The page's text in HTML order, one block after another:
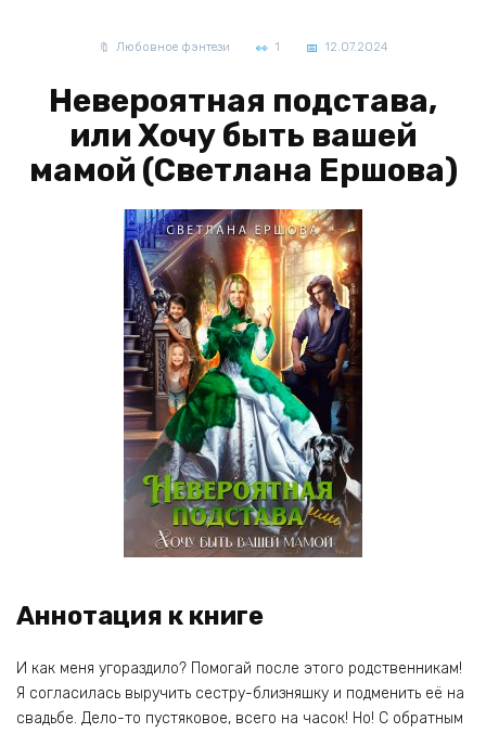
Любовное фэнтези 1 12.07.2024
Невероятная подстава,
или Хочу быть вашей
мамой (Светлана Ершова)
Аннотация к книге
И как меня угораздило? Помогай после этого родственникам!
Я согласилась выручить сестру-близняшку и подменить её на
свадьбе. Дело-то пустяковое, всего на часок! Но! С обратным